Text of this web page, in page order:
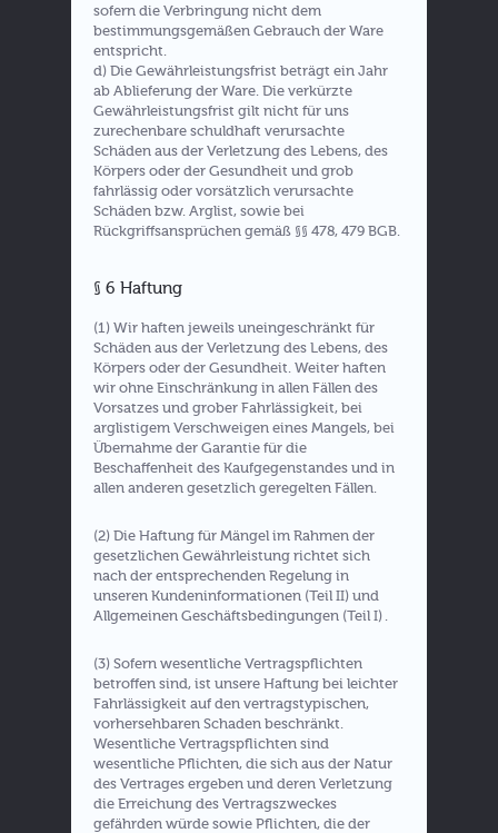
sofern die Verbringung nicht dem
bestimmungsgemäßen Gebrauch der Ware
entspricht.
d) Die Gewährleistungsfrist beträgt ein Jahr
ab Ablieferung der Ware. Die verkürzte
Gewährleistungsfrist gilt nicht für uns
zurechenbare schuldhaft verursachte
Schäden aus der Verletzung des Lebens, des
Körpers oder der Gesundheit und grob
fahrlässig oder vorsätzlich verursachte
Schäden bzw. Arglist, sowie bei
Rückgriffsansprüchen gemäß §§ 478, 479 BGB.
§ 6 Haftung
(1) Wir haften jeweils uneingeschränkt für
Schäden aus der Verletzung des Lebens, des
Körpers oder der Gesundheit. Weiter haften
wir ohne Einschränkung in allen Fällen des
Vorsatzes und grober Fahrlässigkeit, bei
arglistigem Verschweigen eines Mangels, bei
Übernahme der Garantie für die
Beschaffenheit des Kaufgegenstandes und in
allen anderen gesetzlich geregelten Fällen.
(2) Die Haftung für Mängel im Rahmen der
gesetzlichen Gewährleistung richtet sich
nach der entsprechenden Regelung in
unseren Kundeninformationen (Teil II) und
Allgemeinen Geschäftsbedingungen (Teil I) .
(3) Sofern wesentliche Vertragspflichten
betroffen sind, ist unsere Haftung bei leichter
Fahrlässigkeit auf den vertragstypischen,
vorhersehbaren Schaden beschränkt.
Wesentliche Vertragspflichten sind
wesentliche Pflichten, die sich aus der Natur
des Vertrages ergeben und deren Verletzung
die Erreichung des Vertragszweckes
gefährden würde sowie Pflichten, die der